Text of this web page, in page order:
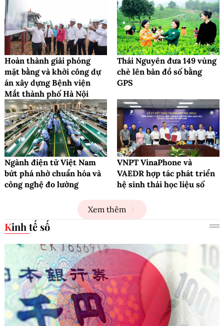
Hoàn thành giải phóng
mặt bằng và khởi công dự
án xây dựng Bệnh viện
Mắt thành phố Hà Nội
Thái Nguyên đưa 149 vùng
chè lên bản đồ số bằng
GPS
Ngành điện tử Việt Nam
bứt phá nhờ chuẩn hóa và
công nghệ đo lường
VNPT VinaPhone và
VAEDR hợp tác phát triển
hệ sinh thái học liệu số
Xem thêm
Kinh tế số